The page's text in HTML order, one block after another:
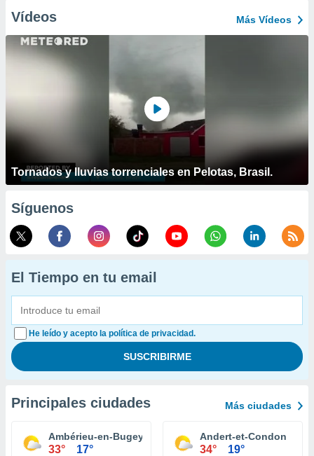
Vídeos Más Vídeos
Tornados y lluvias torrenciales en Pelotas, Brasil.
Síguenos
El Tiempo en tu email
He leído y acepto la política de privacidad.
Principales ciudades Más ciudades
Ambérieu-en-Bugey
33° 17°
Andert-et-Condon
34° 19°